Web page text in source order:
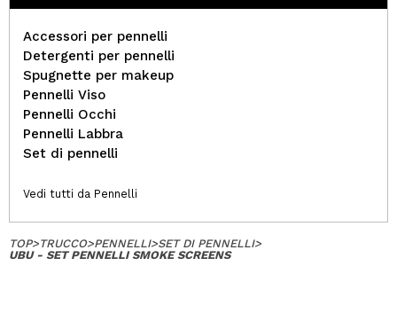
Accessori per pennelli
Detergenti per pennelli
Spugnette per makeup
Pennelli Viso
Pennelli Occhi
Pennelli Labbra
Set di pennelli
Vedi tutti da Pennelli
TOP>TRUCCO>PENNELLI>SET DI PENNELLI>
UBU - SET PENNELLI SMOKE SCREENS